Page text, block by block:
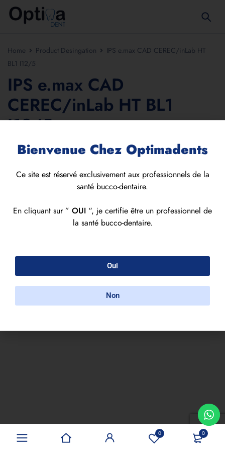
0 0
Home Product Desingation
IPS e.max CAD CEREC/inLab HT
BL1 I12/5
IPS e.max CAD
CEREC/inLab HT BL1
I12/5
Bienvenue Chez Optimadents
Ce site est réservé exclusivement aux professionnels de la
santé bucco-dentaire.
En cliquant sur ” OUI “, je certifie être un professionnel de
la santé bucco-dentaire.
Oui
Non